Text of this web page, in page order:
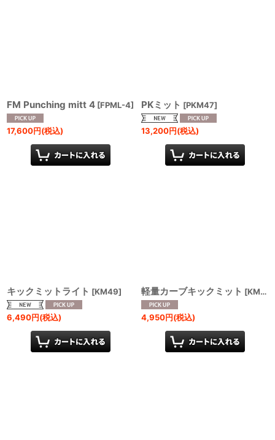
FM Punching mitt 4 [FPML-4]
17,600円(税込)
PKミット [PKM47]
13,200円(税込)
キックミットライト [KM49]
6,490円(税込)
軽量カーブキックミット [KM22
4,950円(税込)